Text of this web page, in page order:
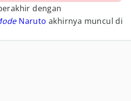
dengan
Naruto akhirnya muncul di